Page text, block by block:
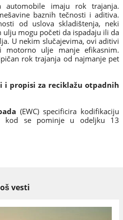
imaju rok trajanja.
baznih tečnosti i aditiva.
od uslova skladištenja, neki
mogu početi da ispadaju ili da
U nekim slučajevima, ovi aditivi
motorno ulje manje efikasnim.
rok trajanja od najmanje pet
i propisi za reciklažu otpadnih
(EWC) specificira kodifikaciju
kod se pominje u odeljku 13
vesti